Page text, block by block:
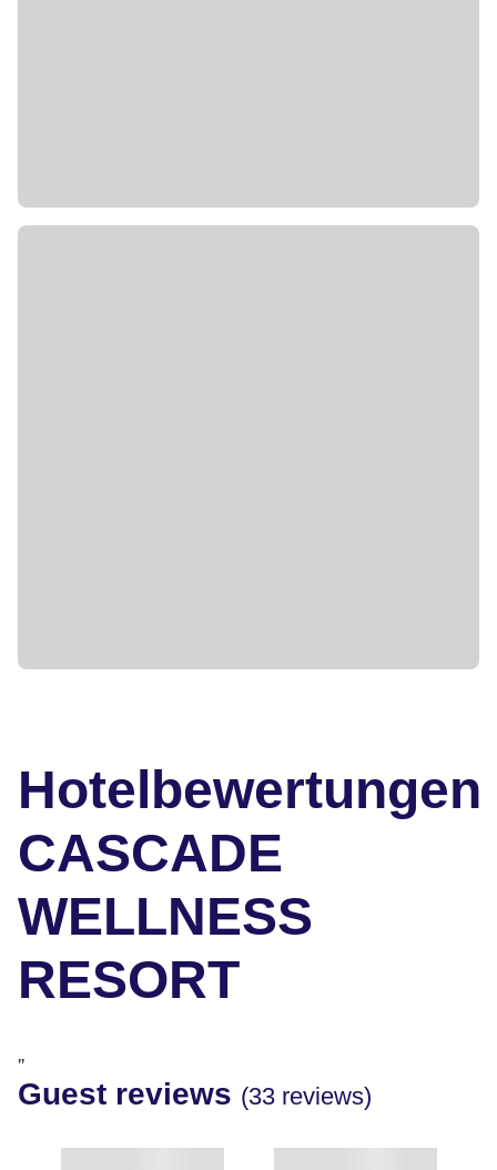
Hotelbewertungen
CASCADE
WELLNESS
RESORT
"
Guest reviews (33 reviews)